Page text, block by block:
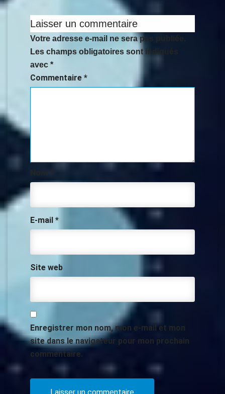
Laisser un commentaire
Votre adresse e-mail ne sera pas publiée.
Les champs obligatoires sont indiqués
avec *
Commentaire *
*
E-mail *
Site web
Enregistrer mon nom, mon e-mail et mon
site dans le navigateur pour mon prochain
commentaire.